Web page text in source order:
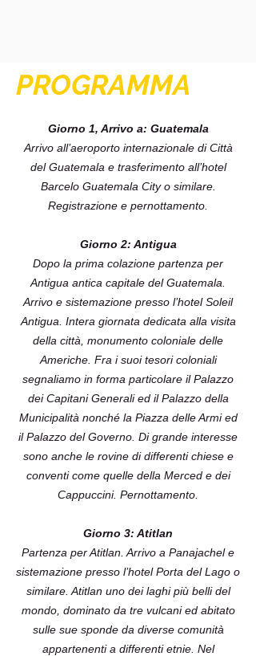
PROGRAMMA
Giorno 1, Arrivo a: Guatemala
Arrivo all’aeroporto internazionale di Città
del Guatemala e trasferimento all’hotel
Barcelo Guatemala City o similare.
Registrazione e pernottamento.
Giorno 2: Antigua
Dopo la prima colazione partenza per
Antigua antica capitale del Guatemala.
Arrivo e sistemazione presso l’hotel Soleil
Antigua. Intera giornata dedicata alla visita
della città, monumento coloniale delle
Americhe. Fra i suoi tesori coloniali
segnaliamo in forma particolare il Palazzo
dei Capitani Generali ed il Palazzo della
Municipalità nonché la Piazza delle Armi ed
il Palazzo del Governo. Di grande interesse
sono anche le rovine di differenti chiese e
conventi come quelle della Merced e dei
Cappuccini. Pernottamento.
Giorno 3: Atitlan
Partenza per Atitlan. Arrivo a Panajachel e
sistemazione presso l’hotel Porta del Lago o
similare. Atitlan uno dei laghi più belli del
mondo, dominato da tre vulcani ed abitato
sulle sue sponde da diverse comunità
appartenenti a differenti etnie. Nel